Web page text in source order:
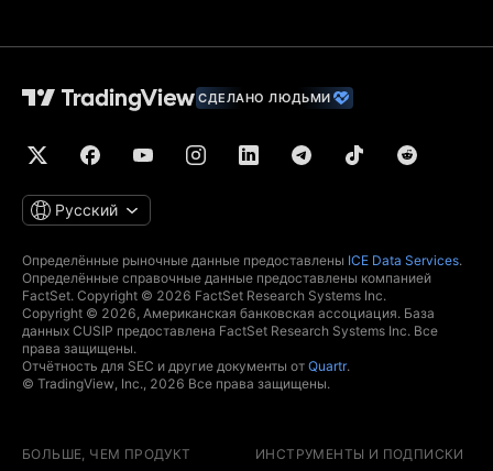
СДЕЛАНО ЛЮДЬМИ
Русский
Определённые рыночные данные предоставлены ICE Data Services.
Определённые справочные данные предоставлены компанией
FactSet. Copyright © 2026 FactSet Research Systems Inc.
Copyright © 2026, Американская банковская ассоциация. База
данных CUSIP предоставлена FactSet Research Systems Inc. Все
права защищены.
Отчётность для SEC и другие документы от Quartr.
© TradingView, Inc., 2026 Все права защищены.
БОЛЬШЕ, ЧЕМ ПРОДУКТ ИНСТРУМЕНТЫ И ПОДПИСКИ